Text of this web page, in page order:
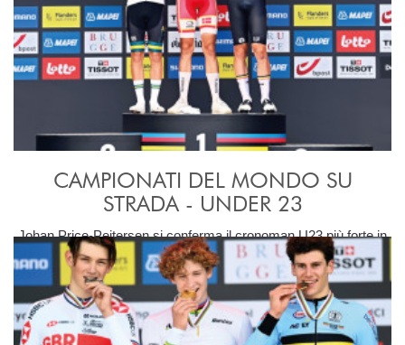
CAMPIONATI DEL MONDO SU
STRADA - UNDER 23
Johan Price-Pejtersen si conferma il cronoman U23 più forte in
circolazione.